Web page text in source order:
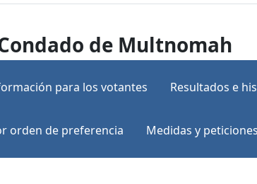
de Multnomah
para los votantes Resultados e
orden de preferencia Medidas y peticiones